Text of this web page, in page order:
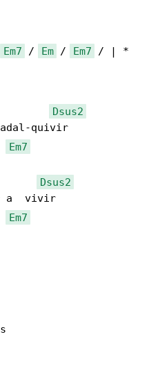
Em7 / Em / Em7 / | *
Dsus2
Em7
Dsus2
Em7